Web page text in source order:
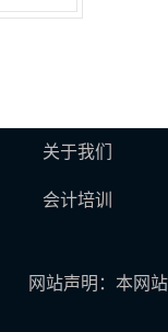
关于我们
会计培训
网站声明：本网